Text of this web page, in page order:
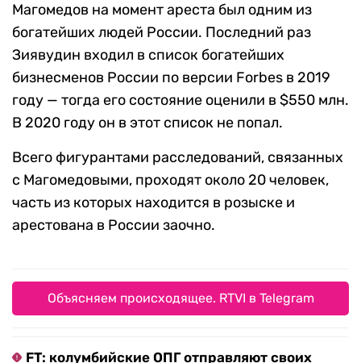
Магомедов на момент ареста был одним из
богатейших людей России. Последний раз
Зиявудин входил в список богатейших
бизнесменов России по версии Forbes в 2019
году — тогда его состояние оценили в $550 млн.
В 2020 году он в этот список не попал.
Всего фигурантами расследований, связанных
с Магомедовыми, проходят около 20 человек,
часть из которых находится в розыске и
арестована в России заочно.
Объясняем происходящее. RTVI в Telegram
FT: колумбийские ОПГ отправляют своих